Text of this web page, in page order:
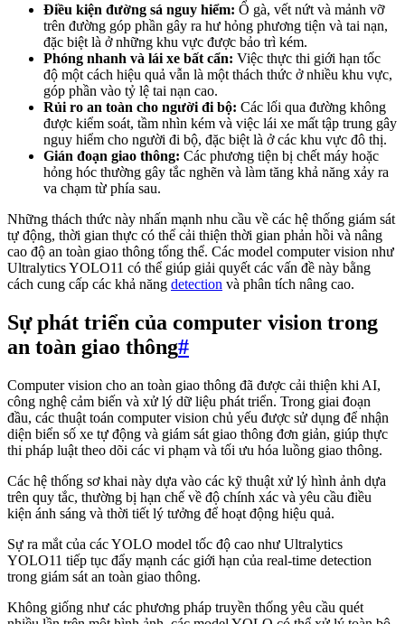
Điều kiện đường sá nguy hiểm: Ổ gà, vết nứt và mảnh vỡ
trên đường góp phần gây ra hư hỏng phương tiện và tai nạn,
đặc biệt là ở những khu vực được bảo trì kém.
Phóng nhanh và lái xe bất cẩn: Việc thực thi giới hạn tốc
độ một cách hiệu quả vẫn là một thách thức ở nhiều khu vực,
góp phần vào tỷ lệ tai nạn cao.
Rủi ro an toàn cho người đi bộ: Các lối qua đường không
được kiểm soát, tầm nhìn kém và việc lái xe mất tập trung gây
nguy hiểm cho người đi bộ, đặc biệt là ở các khu vực đô thị.
Gián đoạn giao thông: Các phương tiện bị chết máy hoặc
hỏng hóc thường gây tắc nghẽn và làm tăng khả năng xảy ra
va chạm từ phía sau.
Những thách thức này nhấn mạnh nhu cầu về các hệ thống giám sát
tự động, thời gian thực có thể cải thiện thời gian phản hồi và nâng
cao độ an toàn giao thông tổng thể. Các model computer vision như
Ultralytics YOLO11 có thể giúp giải quyết các vấn đề này bằng
cách cung cấp các khả năng detection và phân tích nâng cao.
Sự phát triển của computer vision trong
an toàn giao thông#
Computer vision cho an toàn giao thông đã được cải thiện khi AI,
công nghệ cảm biến và xử lý dữ liệu phát triển. Trong giai đoạn
đầu, các thuật toán computer vision chủ yếu được sử dụng để nhận
diện biển số xe tự động và giám sát giao thông đơn giản, giúp thực
thi pháp luật theo dõi các vi phạm và tối ưu hóa luồng giao thông.
Các hệ thống sơ khai này dựa vào các kỹ thuật xử lý hình ảnh dựa
trên quy tắc, thường bị hạn chế về độ chính xác và yêu cầu điều
kiện ánh sáng và thời tiết lý tưởng để hoạt động hiệu quả.
Sự ra mắt của các YOLO model tốc độ cao như Ultralytics
YOLO11 tiếp tục đẩy mạnh các giới hạn của real-time detection
trong giám sát an toàn giao thông.
Không giống như các phương pháp truyền thống yêu cầu quét